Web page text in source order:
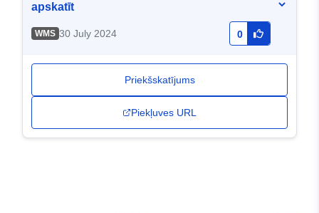
apskatīt
WMS 30 July 2024 0
Priekšskatījums
Piekļuves URL